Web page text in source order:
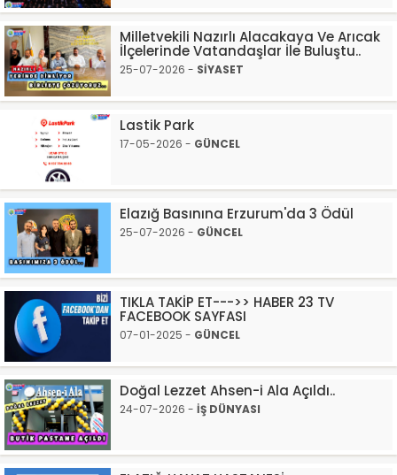
Milletvekili Nazırlı Alacakaya Ve Arıcak
İlçelerinde Vatandaşlar İle Buluştu..
25-07-2026 - SİYASET
Lastik Park
17-05-2026 - GÜNCEL
Elazığ Basınına Erzurum'da 3 Ödül
25-07-2026 - GÜNCEL
TIKLA TAKİP ET--->> HABER 23 TV
FACEBOOK SAYFASI
07-01-2025 - GÜNCEL
Doğal Lezzet Ahsen-i Ala Açıldı..
24-07-2026 - İŞ DÜNYASI